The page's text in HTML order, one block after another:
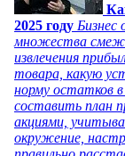
2025 году Бизнес
множества
извлечения
товара, какую
норму остатков
составить план
акциями,
окружение,